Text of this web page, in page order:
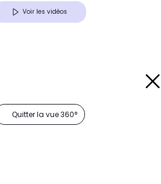
Voir les vidéos
Quitter la vue 360°